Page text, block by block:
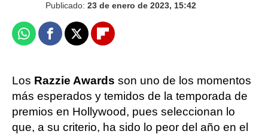
Publicado: 23 de enero de 2023, 15:42
WhatsappFacebook
X Flipboard
Los Razzie Awards son uno de los momentos
más esperados y temidos de la temporada de
premios en Hollywood, pues seleccionan lo
que, a su criterio, ha sido lo peor del año en el